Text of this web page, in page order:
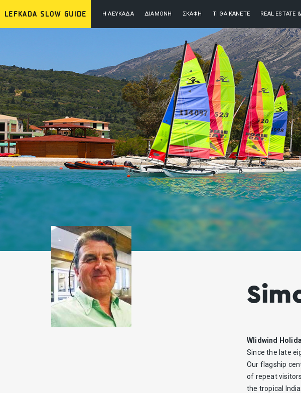
Η ΛΕΥΚΆΔΑ ΔΙΑΜΟΝΉ ΣΚΆΦΗ ΤΙ ΘΑ ΚΆΝΕΤΕ REAL ESTATE
Wlidwind
Since the late
Our flagship
of repeat
the tropical